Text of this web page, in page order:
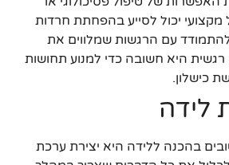
מקצועי יכול לסייע בהפחתת חרדות
עם הרגשות שמלווים את
היא חשובה כדי למנוע תחושות
כישלון.
לידה
בהכנה ללידה היא יצירת ערכת